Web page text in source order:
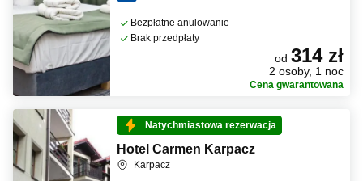
Bezpłatne anulowanie
Brak przedpłaty
od 314 zł
2 osoby, 1 noc
Cena gwarantowana
Natychmiastowa rezerwacja
Hotel Carmen Karpacz
Karpacz